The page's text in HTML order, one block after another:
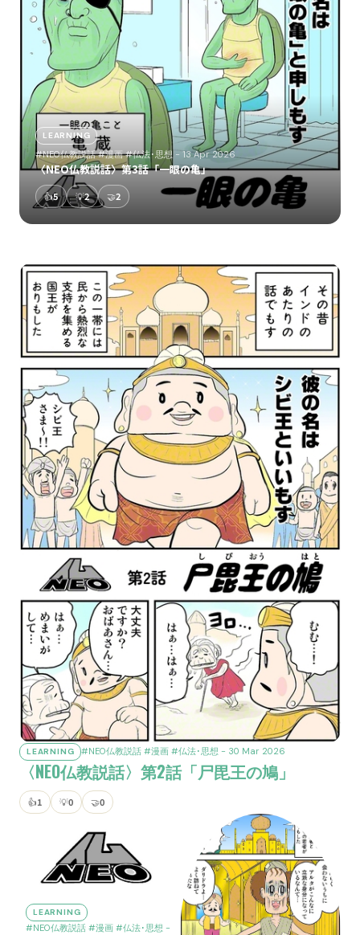
LEARNING
#NEO仏教説話 #漫画 #仏法･思想 - 13 Apr 2026
〈NEO仏教説話〉第3話「一眼の亀」
👍5 💡2 🤝2
LEARNING #NEO仏教説話 #漫画 #仏法･思想 - 30 Mar 2026
〈NEO仏教説話〉第2話「尸毘王の鳩」
👍1 💡0 🤝0
LEARNING
#NEO仏教説話 #漫画 #仏法･思想 -